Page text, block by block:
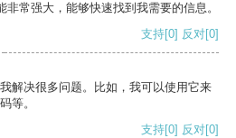
常强大，能够快速找到我需要的信息。
支持[0] 反对[0]
解决很多问题。比如，我可以使用它来
等。
支持[0] 反对[0]